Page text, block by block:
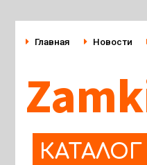
Главная Новости
КАТАЛОГ